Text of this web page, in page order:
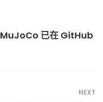
已在 GitHub
NEXT